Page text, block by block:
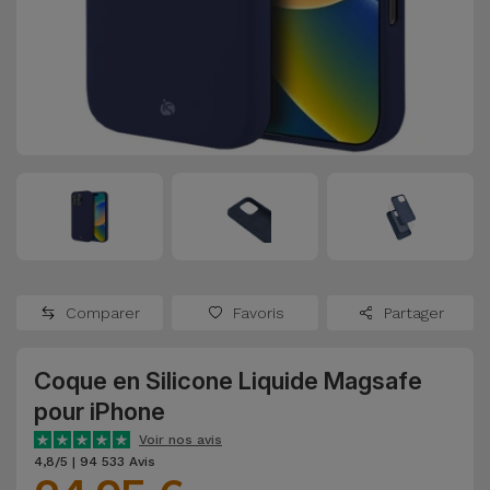
Xiaomi
Oppo
OnePlus
Dyson
TCL
Samsungs
Reconditionnés
iMacs
Reconditionnés
Reconditionnées
Voir
tout
Coques et
Protections
Batteries
Externes
et
Enceintes
Montres
Comparer Favoris Partager
Coque en Silicone Liquide Magsafe
pour iPhone
Voir nos avis
4,8/5 | 94 533 Avis